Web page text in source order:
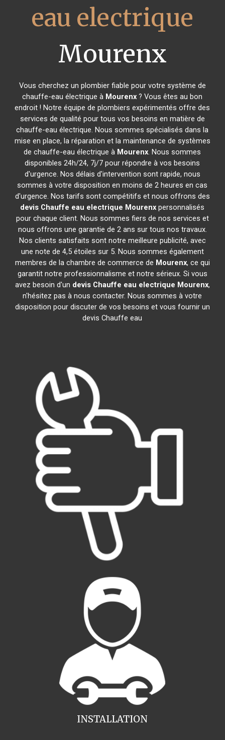
eau electrique
Mourenx
Vous cherchez un plombier fiable pour votre système de
chauffe-eau électrique à Mourenx ? Vous êtes au bon
endroit ! Notre équipe de plombiers expérimentés offre des
services de qualité pour tous vos besoins en matière de
chauffe-eau électrique. Nous sommes spécialisés dans la
mise en place, la réparation et la maintenance de systèmes
de chauffe-eau électrique à Mourenx. Nous sommes
disponibles 24h/24, 7j/7 pour répondre à vos besoins
d'urgence. Nos délais d'intervention sont rapide, nous
sommes à votre disposition en moins de 2 heures en cas
d'urgence. Nos tarifs sont compétitifs et nous offrons des
devis Chauffe eau electrique Mourenx personnalisés
pour chaque client. Nous sommes fiers de nos services et
nous offrons une garantie de 2 ans sur tous nos travaux.
Nos clients satisfaits sont notre meilleure publicité, avec
une note de 4,5 étoiles sur 5. Nous sommes également
membres de la chambre de commerce de Mourenx, ce qui
garantit notre professionnalisme et notre sérieux. Si vous
avez besoin d'un devis Chauffe eau electrique Mourenx,
n'hésitez pas à nous contacter. Nous sommes à votre
disposition pour discuter de vos besoins et vous fournir un
devis Chauffe eau
INSTALLATION